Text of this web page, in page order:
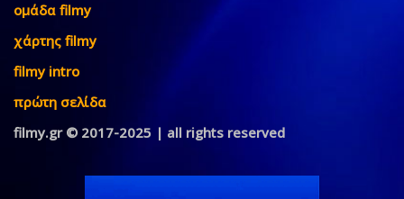
ομάδα filmy
χάρτης filmy
filmy intro
πρώτη σελίδα
filmy.gr © 2017-2025 | all rights reserved